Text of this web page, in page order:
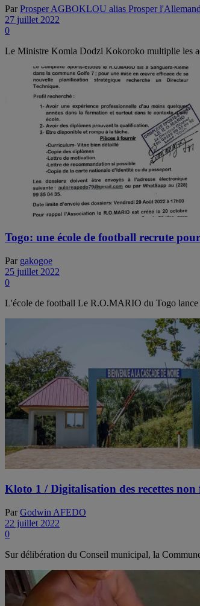
Par Prosper AGBOKLOU alias Prosper l'Allemand
27 juillet 2022
0
Le Ministre Komla Dodzi Kokoroko multiplie les
Togo: une école de football recrute
Par gakogoe
25 juillet 2022
0
L'école de football Le R.O.MARIO du Togo lance
Kloto 1 / Digitalisation des recettes non
Par Godwin AFEDO
22 juillet 2022
0
Sur délibération du Conseil municipal, la